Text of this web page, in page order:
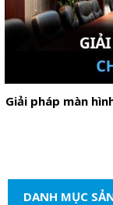
Giải pháp màn
DANH MỤC